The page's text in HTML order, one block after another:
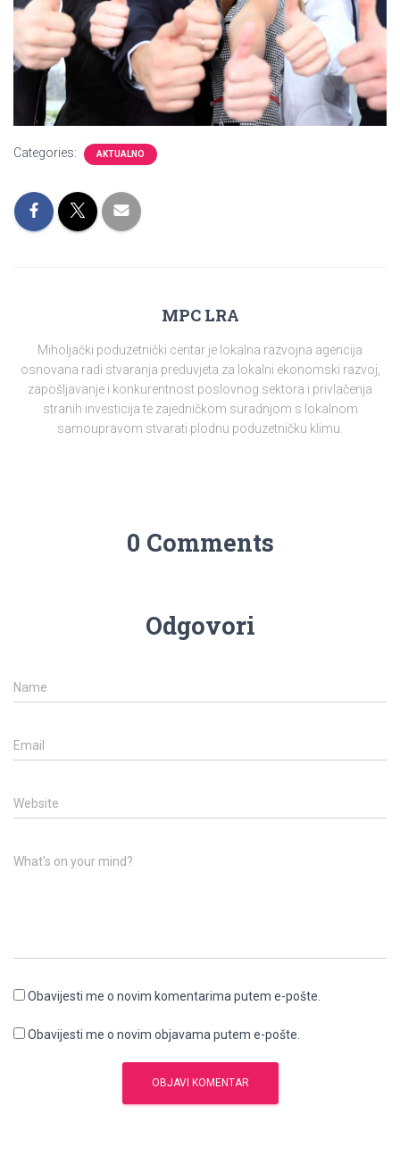
Categories: AKTUALNO
MPC LRA
Miholjački poduzetnički centar je lokalna razvojna agencija
osnovana radi stvaranja preduvjeta za lokalni ekonomski razvoj,
zapošljavanje i konkurentnost poslovnog sektora i privlačenja
stranih investicija te zajedničkom suradnjom s lokalnom
samoupravom stvarati plodnu poduzetničku klimu.
0 Comments
Odgovori
Name
Email
Website
What's on your mind?
Obavijesti me o novim komentarima putem e-pošte.
Obavijesti me o novim objavama putem e-pošte.